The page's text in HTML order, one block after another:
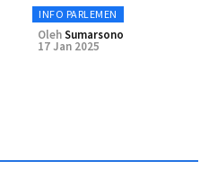
INFO PARLEMEN
OlehSumarsono
17 Jan 2025